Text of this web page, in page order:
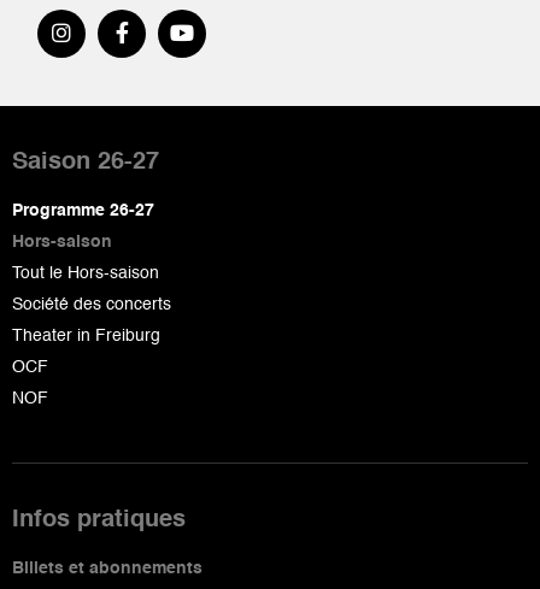
de
page
Saison 26-27
Programme 26-27
Hors-saison
Tout le Hors-saison
Société des concerts
Theater in Freiburg
OCF
NOF
Infos pratiques
Billets et abonnements